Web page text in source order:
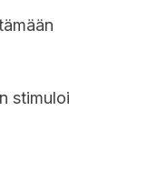
stimuloi